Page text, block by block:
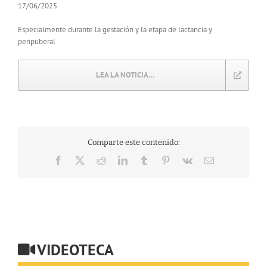
17/06/2025
Especialmente durante la gestación y la etapa de lactancia y
peripuberal
LEA LA NOTICIA…
Comparte este contenido:
Facebook RedditLinkedInTumblr Pinterest
Vk
Correo
VIDEOTECA